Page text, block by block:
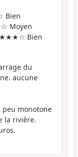
Moyen
Bien
du
aucune
peu monotone
la rivière.